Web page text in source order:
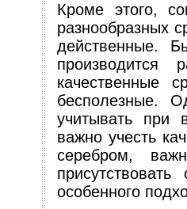
Кроме этого,
разнообразных
действенные.
производится
качественные
бесполезные.
учитывать при
важно учесть
серебром,
особенного